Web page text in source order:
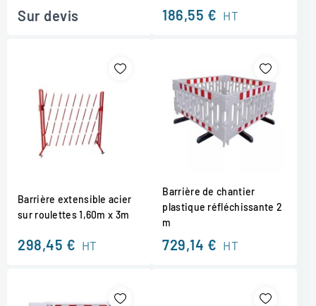
Sur devis 186,55 € HT
Barrière extensible acier
sur roulettes 1,60m x 3m
298,45 € HT
Barrière de chantier
plastique réfléchissante 2
m
729,14 € HT